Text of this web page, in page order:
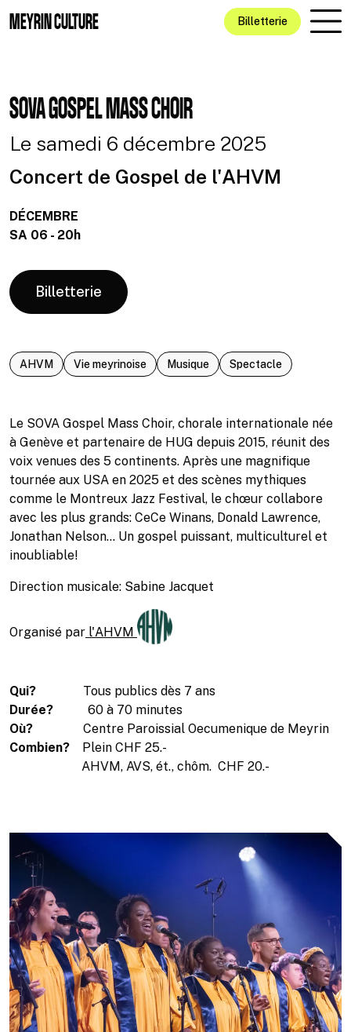
MEYRIN CULTURE Billetterie
SOVA GOSPEL MASS CHOIR
Le samedi 6 décembre 2025
Concert de Gospel de l'AHVM
DÉCEMBRE
SA 06 - 20h
Billetterie
AHVM Vie meyrinoise Musique Spectacle
Le SOVA Gospel Mass Choir, chorale internationale née
à Genève et partenaire de HUG depuis 2015, réunit des
voix venues des 5 continents. Après une magnifique
tournée aux USA en 2025 et des scènes mythiques
comme le Montreux Jazz Festival, le chœur collabore
avec les plus grands: CeCe Winans, Donald Lawrence,
Jonathan Nelson… Un gospel puissant, multiculturel et
inoubliable!
Direction musicale: Sabine Jacquet
Organisé par l'AHVM
Qui?
Tous publics dès 7 ans
Durée? 60 à 70 minutes
Où?
Centre Paroissial Oecumenique de Meyrin
Combien? Plein CHF 25.-
AHVM, AVS, ét., chôm. CHF 20.-